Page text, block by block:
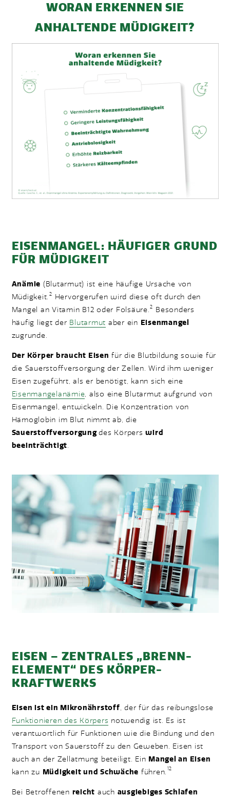
WORAN ERKENNEN SIE
ANHALTENDE MÜDIGKEIT?
EISENMANGEL: HÄUFIGER GRUND
FÜR MÜDIGKEIT
Anämie (Blutarmut) ist eine häufige Ursache von
Müdigkeit. 2
Hervorgerufen wird diese oft durch den
Mangel an Vitamin B12 oder Folsäure. 2
Besonders
häufig liegt der Blutarmut aber ein Eisenmangel
zugrunde.
Der Körper braucht Eisen für die Blutbildung sowie für
die Sauerstoffversorgung der Zellen. Wird ihm weniger
Eisen zugeführt, als er benötigt, kann sich eine
Eisenmangelanämie, also eine Blutarmut aufgrund von
Eisenmangel, entwickeln. Die Konzentration von
Hämoglobin im Blut nimmt ab, die
Sauerstoffversorgungdes Körperswird
beeinträchtigt.
EISEN – ZENTRALES „BRENN-
ELEMENT“ DES KÖRPER-
KRAFTWERKS
Eisen ist ein Mikronährstoff, der für das reibungslose
Funktionieren des Körpers notwendig ist. Es ist
verantwortlich für Funktionen wie die Bindung und den
Transport von Sauerstoff zu den Geweben. Eisen ist
auch an der Zellatmung beteiligt. Ein Mangel an Eisen
kann zu Müdigkeit und Schwäche führen. 12
Bei Betroffenen reicht auch ausgiebiges Schlafen